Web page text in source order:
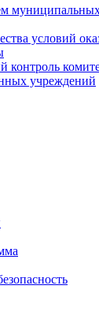
условий
учреждений